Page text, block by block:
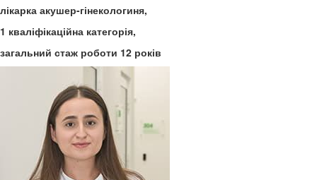
лікарка акушер-гінекологиня,
1 кваліфікаційна категорія,
загальний стаж роботи 12 років